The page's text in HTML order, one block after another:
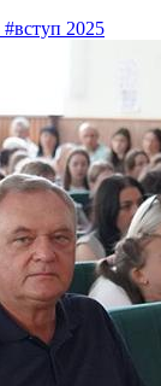
#вступ 2025